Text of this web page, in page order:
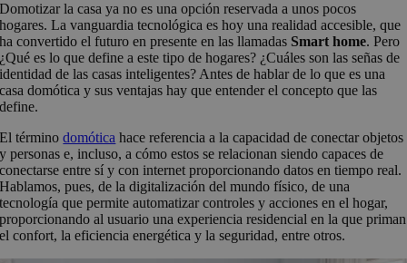
Domotizar la casa ya no es una opción reservada a unos pocos
hogares. La vanguardia tecnológica es hoy una realidad accesible, que
ha convertido el futuro en presente en las llamadas Smart home. Pero
¿Qué es lo que define a este tipo de hogares? ¿Cuáles son las señas de
identidad de las casas inteligentes? Antes de hablar de lo que es una
casa domótica y sus ventajas hay que entender el concepto que las
define.
El términodomótica hace referencia a la capacidad de conectar objetos
y personas e, incluso, a cómo estos se relacionan siendo capaces de
conectarse entre sí y con internet proporcionando datos en tiempo real.
Hablamos, pues, de la digitalización del mundo físico, de una
tecnología que permite automatizar controles y acciones en el hogar,
proporcionando al usuario una experiencia residencial en la que priman
el confort, la eficiencia energética y la seguridad, entre otros.